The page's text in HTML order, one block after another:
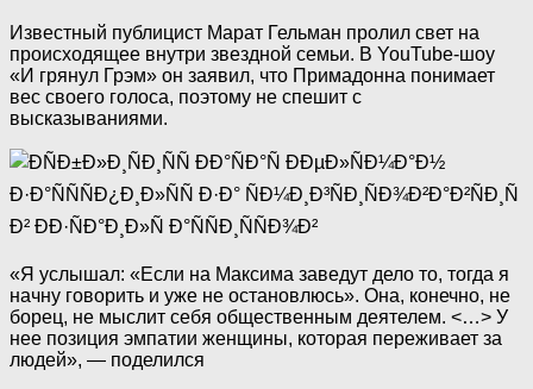
Известный публицист Марат Гельман пролил свет на
происходящее внутри звездной семьи. В YouTube-шоу
«И грянул Грэм» он заявил, что Примадонна понимает
вес своего голоса, поэтому не спешит с
высказываниями.
«Я услышал: «Если на Максима заведут дело то, тогда я
начну говорить и уже не остановлюсь». Она, конечно, не
борец, не мыслит себя общественным деятелем. <…> У
нее позиция эмпатии женщины, которая переживает за
людей», — поделился